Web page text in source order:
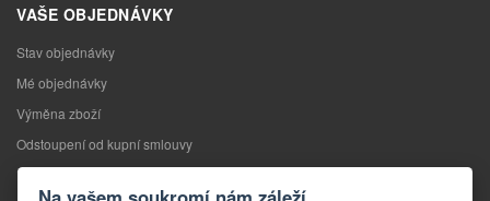
VAŠE OBJEDNÁVKY
Stav objednávky
Mé objednávky
Výměna zboží
Odstoupení od kupní smlouvy
Reklamace